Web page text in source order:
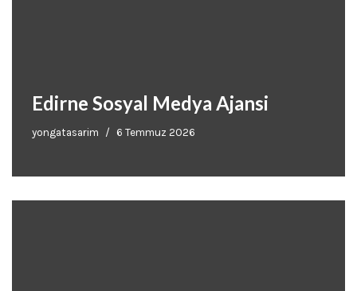
Edirne Sosyal Medya Ajansi
yongatasarim 6 Temmuz 2026